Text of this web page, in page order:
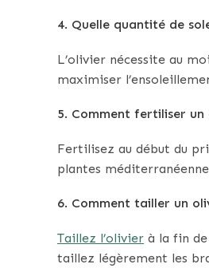
4. Quelle quantité de
L’olivier nécessite au
maximiser
5. Comment fertiliser
Fertilisez au début du
plantes
6. Comment tailler un
Taillez l’olivier à la fin
taillez légèrement les